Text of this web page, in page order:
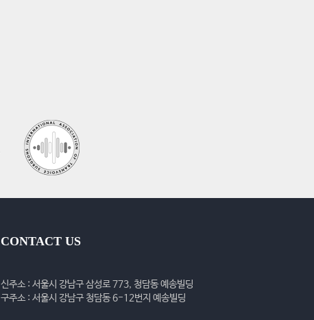
CONTACT US
신주소 : 서울시 강남구 삼성로 773, 청담동 예송빌딩
구주소 : 서울시 강남구 청담동 6-12번지 예송빌딩